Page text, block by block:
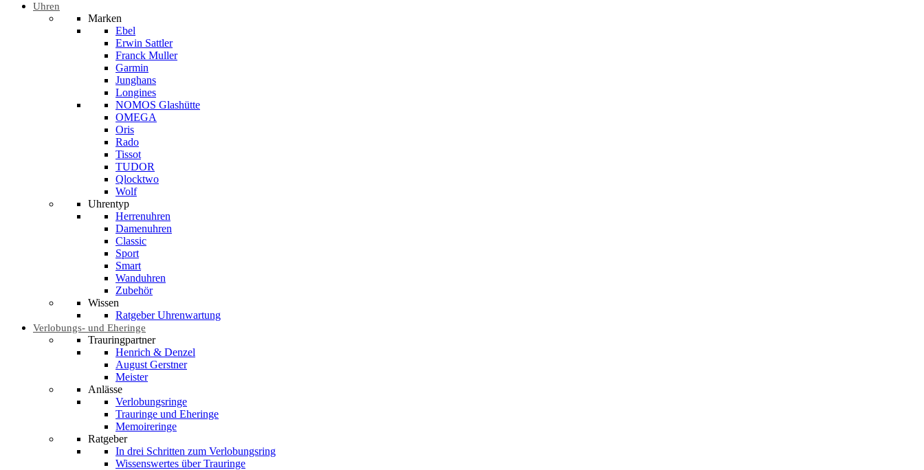
Uhren
Marken
Ebel
Erwin Sattler
Franck Muller
Garmin
Junghans
Longines
NOMOS Glashütte
OMEGA
Oris
Rado
Tissot
TUDOR
Qlocktwo
Wolf
Uhrentyp
Herrenuhren
Damenuhren
Classic
Sport
Smart
Wanduhren
Zubehör
Wissen
Ratgeber Uhrenwartung
Verlobungs- und Eheringe
Trauringpartner
Henrich & Denzel
August Gerstner
Meister
Anlässe
Verlobungsringe
Trauringe und Eheringe
Memoireringe
Ratgeber
In drei Schritten zum Verlobungsring
Wissenswertes über Trauringe